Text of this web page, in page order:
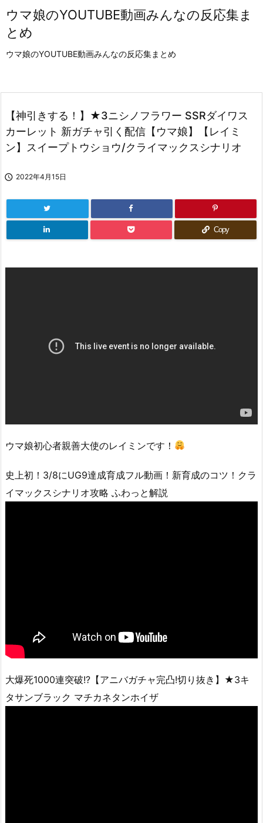
ウマ娘のYOUTUBE動画みんなの反応集ま
とめ
ウマ娘のYOUTUBE動画みんなの反応集まとめ
【神引きする！】★3ニシノフラワー SSRダイワス
カーレット 新ガチャ引く配信【ウマ娘】【レイミ
ン】スイープトウショウ/クライマックスシナリオ
 2022年4月15日
Copy
ウマ娘初心者親善大使のレイミンです！
史上初！3/8にUG9達成育成フル動画！新育成のコツ！クラ
イマックスシナリオ攻略 ふわっと解説
大爆死1000連突破!?【アニバガチャ完凸!切り抜き】★3キ
タサンブラック マチカネタンホイザ